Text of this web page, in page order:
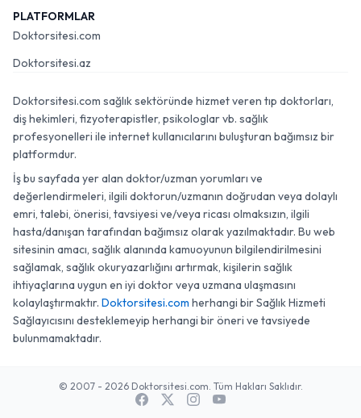
PLATFORMLAR
Doktorsitesi.com
Doktorsitesi.az
Doktorsitesi.com sağlık sektöründe hizmet veren tıp doktorları,
diş hekimleri, fizyoterapistler, psikologlar vb. sağlık
profesyonelleri ile internet kullanıcılarını buluşturan bağımsız bir
platformdur.
İş bu sayfada yer alan doktor/uzman yorumları ve
değerlendirmeleri, ilgili doktorun/uzmanın doğrudan veya dolaylı
emri, talebi, önerisi, tavsiyesi ve/veya ricası olmaksızın, ilgili
hasta/danışan tarafından bağımsız olarak yazılmaktadır. Bu web
sitesinin amacı, sağlık alanında kamuoyunun bilgilendirilmesini
sağlamak, sağlık okuryazarlığını artırmak, kişilerin sağlık
ihtiyaçlarına uygun en iyi doktor veya uzmana ulaşmasını
kolaylaştırmaktır. Doktorsitesi.com herhangi bir Sağlık Hizmeti
Sağlayıcısını desteklemeyip herhangi bir öneri ve tavsiyede
bulunmamaktadır.
© 2007 - 2026 Doktorsitesi.com. Tüm Hakları Saklıdır.